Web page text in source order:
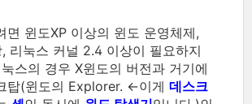
면 윈도XP 이상의 윈도 운영체제,
리눅스 커널 2.4 이상이 필요하지
스의 경우 X윈도의 버전과 거기에
탑(윈도의 Explorer. ←이게 데스크